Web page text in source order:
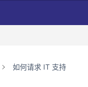
如何请求 IT 支持